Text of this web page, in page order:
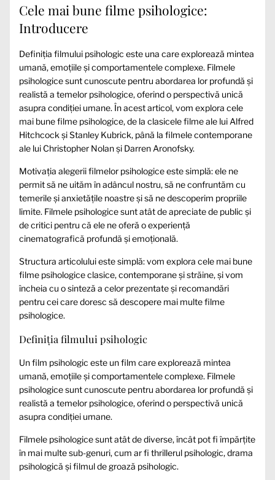
Cele mai bune filme psihologice:
Introducere
Definiția filmului psihologic este una care explorează mintea
umană, emoțiile și comportamentele complexe. Filmele
psihologice sunt cunoscute pentru abordarea lor profundă și
realistă a temelor psihologice, oferind o perspectivă unică
asupra condiției umane. În acest articol, vom explora cele
mai bune filme psihologice, de la clasicele filme ale lui Alfred
Hitchcock și Stanley Kubrick, până la filmele contemporane
ale lui Christopher Nolan și Darren Aronofsky.
Motivația alegerii filmelor psihologice este simplă: ele ne
permit să ne uităm în adâncul nostru, să ne confruntăm cu
temerile și anxietățile noastre și să ne descoperim propriile
limite. Filmele psihologice sunt atât de apreciate de public și
de critici pentru că ele ne oferă o experiență
cinematografică profundă și emoțională.
Structura articolului este simplă: vom explora cele mai bune
filme psihologice clasice, contemporane și străine, și vom
încheia cu o sinteză a celor prezentate și recomandări
pentru cei care doresc să descopere mai multe filme
psihologice.
Definiția filmului psihologic
Un film psihologic este un film care explorează mintea
umană, emoțiile și comportamentele complexe. Filmele
psihologice sunt cunoscute pentru abordarea lor profundă și
realistă a temelor psihologice, oferind o perspectivă unică
asupra condiției umane.
Filmele psihologice sunt atât de diverse, încât pot fi împărțite
în mai multe sub-genuri, cum ar fi thrillerul psihologic, drama
psihologică și filmul de groază psihologic.